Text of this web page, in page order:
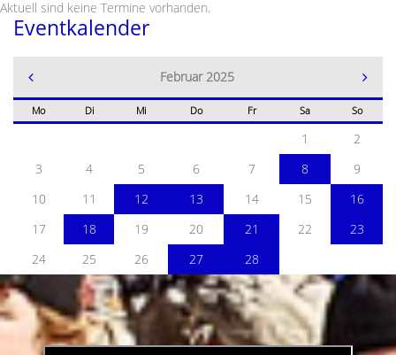
Aktuell sind keine Termine vorhanden.
Eventkalender
Februar 2025
Mo Di Mi Do Fr Sa So
1
2
3
4 5 6 7 8
9
10
11 12 13 14 15
16
17
18 19 20 21 22
23
24
25 26 27 28